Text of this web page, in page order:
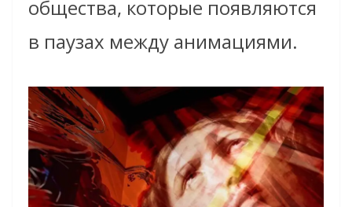
общества, которые появляются
в паузах между анимациями.